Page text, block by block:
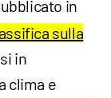
in
sulla
in
clima e